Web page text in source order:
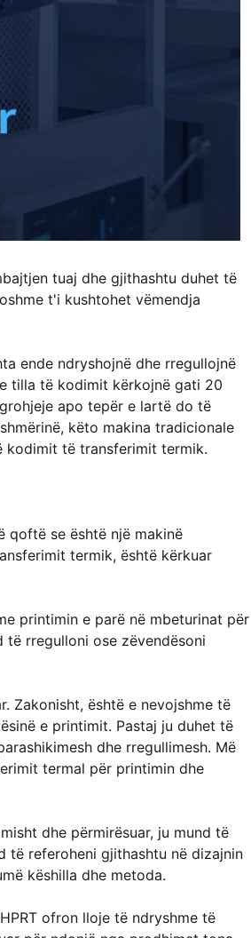
tuaj dhe gjithashtu duhet të
t'i kushtohet vëmendja
ende ndryshojnë dhe rregullojnë
tilla të kodimit kërkojnë gati 20
apo tepër e lartë do të
këto makina tradicionale
kodimit të transferimit termik.
qoftë se është një makinë
termik, është kërkuar
printimin e parë në mbeturinat për
rregulloni ose zëvendësoni
Zakonisht, është e nevojshme të
e printimit. Pastaj ju duhet të
dhe rregullimesh. Më
termal për printimin dhe
dhe përmirësuar, ju mund të
të referoheni gjithashtu në dizajnin
këshilla dhe metoda.
ofron lloje të ndryshme të